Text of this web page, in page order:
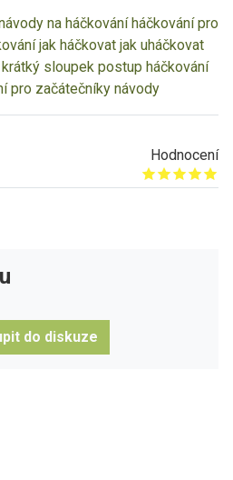
na háčkování háčkování pro
jak háčkovat jak uháčkovat
krátký sloupek postup háčkování
pro začátečníky návody
Hodnocení
Give it 1/5
Give it 2/5
Give it 3/5
Give it 4/5
Give it 5/5
do diskuze